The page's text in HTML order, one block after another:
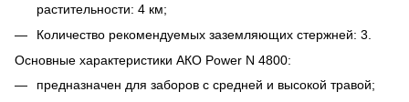
растительности: 4 км;
Количество рекомендуемых заземляющих стержней: 3.
Основные характеристики АКО Power N 4800:
предназначен для заборов с средней и высокой травой;